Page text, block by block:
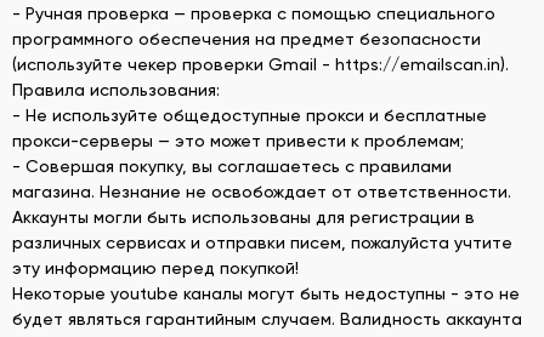
- Ручная проверка — проверка с помощью специального
программного обеспечения на предмет безопасности
(используйте чекер проверки Gmail - https://emailscan.in).
Правила использования:
- Не используйте общедоступные прокси и бесплатные
прокси-серверы — это может привести к проблемам;
- Совершая покупку, вы соглашаетесь с правилами
магазина. Незнание не освобождает от ответственности.
Аккаунты могли быть использованы для регистрации в
различных сервисах и отправки писем, пожалуйста учтите
эту информацию перед покупкой!
Некоторые youtube каналы могут быть недоступны - это не
будет являться гарантийным случаем. Валидность аккаунта